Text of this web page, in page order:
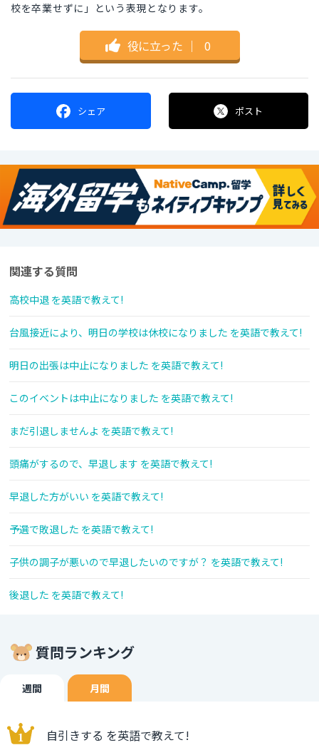
校を卒業せずに」という表現となります。
役に立った ｜ 0
シェア ポスト
関連する質問
高校中退 を英語で教えて!
台風接近により、明日の学校は休校になりました を英語で教えて!
明日の出張は中止になりました を英語で教えて!
このイベントは中止になりました を英語で教えて!
まだ引退しませんよ を英語で教えて!
頭痛がするので、早退します を英語で教えて!
早退した方がいい を英語で教えて!
予選で敗退した を英語で教えて!
子供の調子が悪いので早退したいのですが？ を英語で教えて!
後退した を英語で教えて!
質問ランキング
週間 月間
自引きする を英語で教えて!